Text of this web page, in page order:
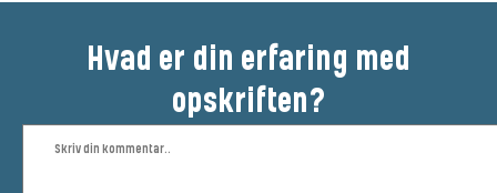
Hvad er din erfaring med
opskriften?